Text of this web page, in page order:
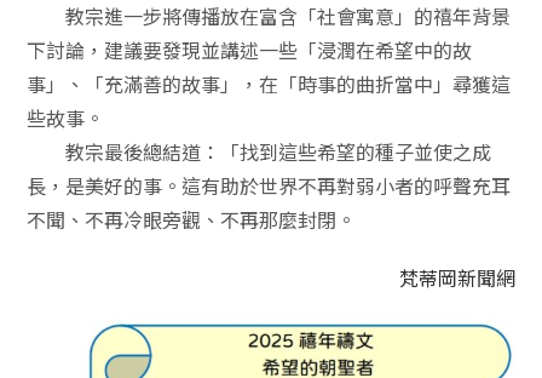
教宗進一步將傳播放在富含「社會寓意」的禧年背景
下討論，建議要發現並講述一些「浸潤在希望中的故
事」、「充滿善的故事」，在「時事的曲折當中」尋獲這
些故事。
教宗最後總結道：「找到這些希望的種子並使之成
長，是美好的事。這有助於世界不再對弱小者的呼聲充耳
不聞、不再冷眼旁觀、不再那麼封閉。
梵蒂岡新聞網